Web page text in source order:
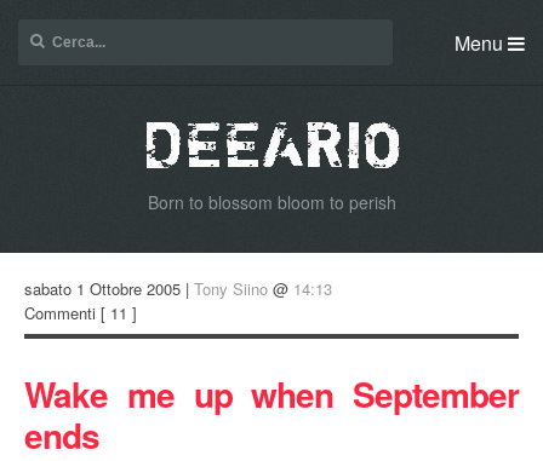
Menu
Born to blossom bloom to perish
sabato 1 Ottobre 2005 | Tony Siino @ 14:13
Commenti [ 11 ]
Wake me up when September
ends